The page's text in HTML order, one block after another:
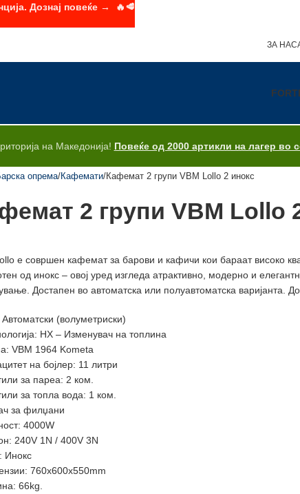
ЗА НАС
на Македонија! Повеќе од 2000 артикли на лагер во
опрема Кафемати Кафемат 2 групи VBM Lollo 2 инокс
2 групи VBM Lollo
е совршен кафемат за барови и кафичи кои бараат високо
од инокс – овој уред изгледа атрактивно, модерно и
Достапен во автоматска или полуавтоматска варијанта.
(волуметриски)
HX – Изменувач на топлина
VBM 1964 Kometa
на бојлер: 11 литри
за пареа: 2 ком.
за топла вода: 1 ком.
за филџани
4000W
240V 1N / 400V 3N
Инокс
760x600x550mm
66kg.
Дознај повеќе → 🔥🥩